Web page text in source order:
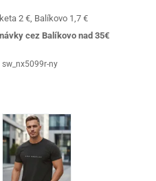
2 €, Balíkovo 1,7 €
cez Balíkovo nad 35€
sw_nx5099r-ny